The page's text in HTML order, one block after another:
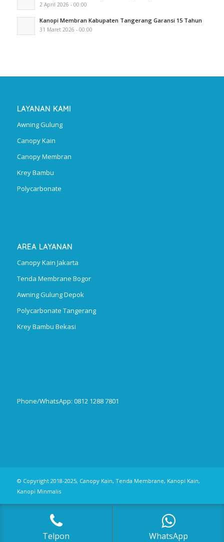
2 April 2026 - 00:00
Kanopi Membran Kabupaten Tangerang Garansi 15 Tahun
31 Maret 2026 - 00:00
LAYANAN KAMI
Awning Gulung
Canopy Kain
Canopy Membran
Krey Bambu
Polycarbonate
AREA LAYANAN
Canopy Kain Jakarta
Tenda Membrane Bogor
Awning Gulung Depok
Polycarbonate Tangerang
Krey Bambu Bekasi
Phone/WhatsApp: 0812 1288 7801
© Copyright 2018-2025, Canopy Kain, Tenda Membrane, Kanopi Kain,
Kanopi Minmalis
Telpon WhatsApp